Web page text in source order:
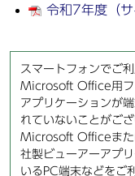
令和7年度（
スマートフォンでご
Microsoft Office用フ
アプリケーションが
れていないことがご
Microsoft Officeま
社製ビューアーアプ
いるPC端末などをご